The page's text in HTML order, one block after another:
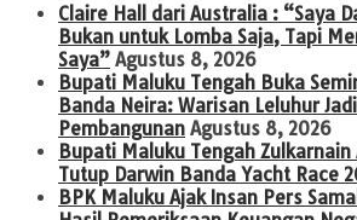
Claire Hall dari Australia : “Saya
Bukan untuk Lomba Saja, Tapi
Saya” Agustus 8, 2026
Bupati Maluku Tengah Buka
Banda Neira: Warisan Leluhur
Pembangunan Agustus 8, 2026
Bupati Maluku Tengah Zulkarnain
Tutup Darwin Banda Yacht Race
BPK Maluku Ajak Insan Pers